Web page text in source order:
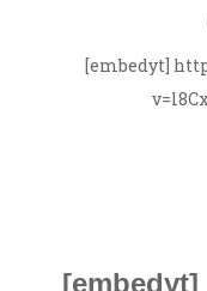
[embedyt]
[embedyt]